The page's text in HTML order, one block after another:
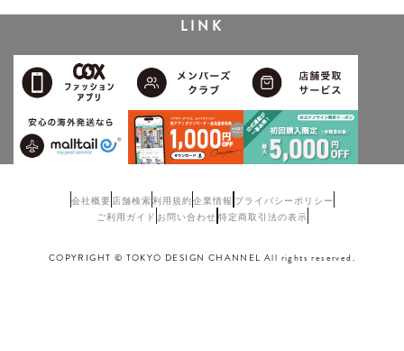
LINK
会社概要 店舗検索利用規約企業情報 プライバシーポリシー
ご利用ガイド お問い合わせ 特定商取引法の表示
COPYRIGHT © TOKYO DESIGN CHANNEL All rights reserved.